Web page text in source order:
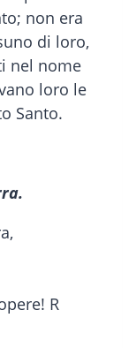
non era
di loro,
nel nome
loro le
Santo.
R